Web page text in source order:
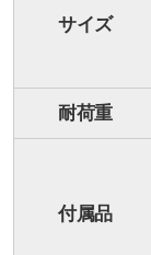
サイズ
耐荷重
付属品